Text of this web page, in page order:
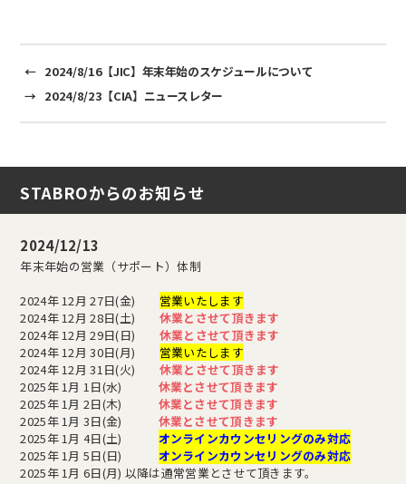
← 2024/8/16【JIC】年末年始のスケジュールについて
→ 2024/8/23【CIA】ニュースレター
STABROからのお知らせ
2024/12/13
年末年始の営業（サポート）体制
2024年 12月 27日(金) 営業いたします
2024年 12月 28日(土) 休業とさせて頂きます
2024年 12月 29日(日) 休業とさせて頂きます
2024年 12月 30日(月) 営業いたします
2024年 12月 31日(火) 休業とさせて頂きます
2025年 1月 1日(水) 休業とさせて頂きます
2025年 1月 2日(木) 休業とさせて頂きます
2025年 1月 3日(金) 休業とさせて頂きます
2025年 1月 4日(土) オンラインカウンセリングのみ対応
2025年 1月 5日(日) オンラインカウンセリングのみ対応
2025年 1月 6日(月) 以降は通常営業とさせて頂きます。